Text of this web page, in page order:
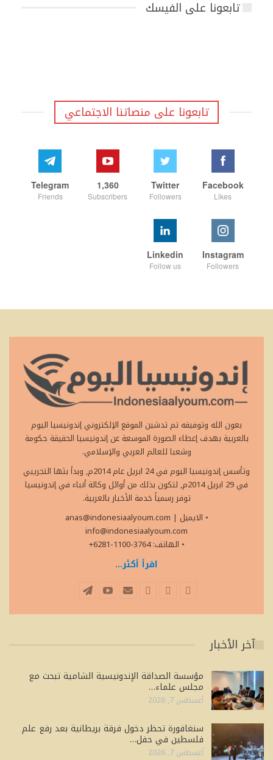
تابعونا على الفيسك
تابعونا على منصاتنا الاجتماعي
Facebook
Likes
Twitter
Followers
1,360
Subscribers
Telegram
Friends
Instagram
Followers
Linkedin
Follow us
بعون الله وتوفيقه تم تدشين الموقع الإلكتروني إندونيسيا اليوم
بالعربية بهدف إعطاء الصورة الموسعة عن إندونيسيا الحقيقة حكومة
وشعبا للعالم العربي والإسلامي.
وتأسس إندونيسيا اليوم في 24 ابريل عام 2014م, وبدأ بثها التجريبي
في 29 ابريل 2014م, لتكون بذلك من أوائل وكالة أنباء في إندونيسيا
توفر رسمياً خدمة الأخبار بالعربية.
• الايميل
anas@indonesiaalyoum.com |
info@indonesiaalyoum.com
• الهاتف: 3764-1100-6281+
اقرأ أكثر...
آخر الأخبار
مؤسسة الصداقة الإندونيسية الشامية تبحث مع
مجلس علماء…
أغسطس 7, 2026
سنغافورة تحظر دخول فرقة بريطانية بعد رفع علم
فلسطين في حفل…
أغسطس 7, 2026